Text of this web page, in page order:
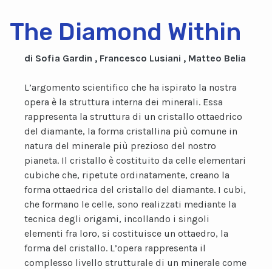
The Diamond Within
di Sofia Gardin , Francesco Lusiani , Matteo Belia
L’argomento scientifico che ha ispirato la nostra
opera è la struttura interna dei minerali. Essa
rappresenta la struttura di un cristallo ottaedrico
del diamante, la forma cristallina più comune in
natura del minerale più prezioso del nostro
pianeta. Il cristallo è costituito da celle elementari
cubiche che, ripetute ordinatamente, creano la
forma ottaedrica del cristallo del diamante. I cubi,
che formano le celle, sono realizzati mediante la
tecnica degli origami, incollando i singoli
elementi fra loro, si costituisce un ottaedro, la
forma del cristallo. L’opera rappresenta il
complesso livello strutturale di un minerale come